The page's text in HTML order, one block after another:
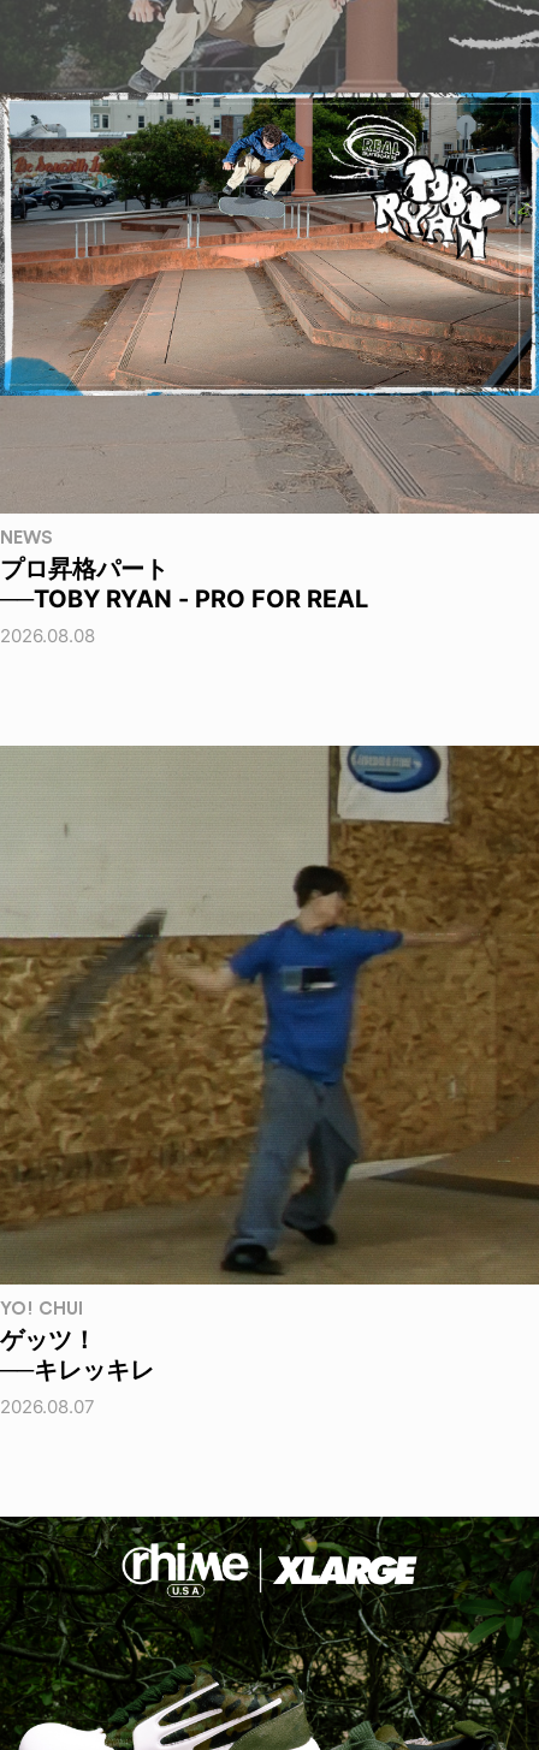
NEWS
プロ昇格パート
──TOBY RYAN - PRO FOR REAL
2026.08.08
YO! CHUI
ゲッツ！
──キレッキレ
2026.08.07